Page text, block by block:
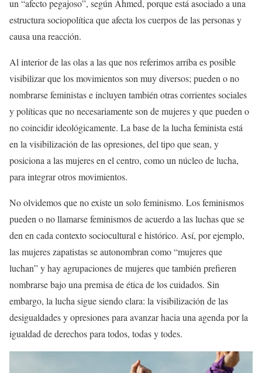
un “afecto pegajoso”, según Ahmed, porque está asociado a una
estructura sociopolítica que afecta los cuerpos de las personas y
causa una reacción.
Al interior de las olas a las que nos referimos arriba es posible
visibilizar que los movimientos son muy diversos; pueden o no
nombrarse feministas e incluyen también otras corrientes sociales
y políticas que no necesariamente son de mujeres y que pueden o
no coincidir ideológicamente. La base de la lucha feminista está
en la visibilización de las opresiones, del tipo que sean, y
posiciona a las mujeres en el centro, como un núcleo de lucha,
para integrar otros movimientos.
No olvidemos que no existe un solo feminismo. Los feminismos
pueden o no llamarse feminismos de acuerdo a las luchas que se
den en cada contexto sociocultural e histórico. Así, por ejemplo,
las mujeres zapatistas se autonombran como “mujeres que
luchan” y hay agrupaciones de mujeres que también prefieren
nombrarse bajo una premisa de ética de los cuidados. Sin
embargo, la lucha sigue siendo clara: la visibilización de las
desigualdades y opresiones para avanzar hacia una agenda por la
igualdad de derechos para todos, todas y todes.